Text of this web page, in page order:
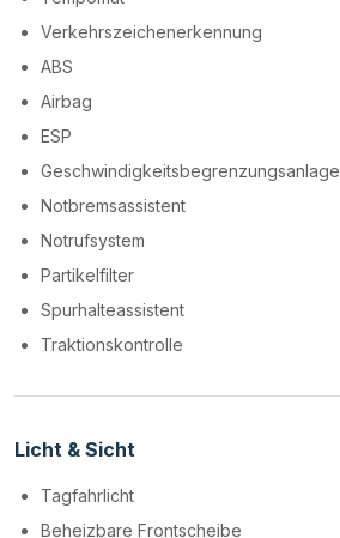
Verkehrszeichenerkennung
ABS
Airbag
ESP
Geschwindigkeitsbegrenzungsanlage
Notbremsassistent
Notrufsystem
Partikelfilter
Spurhalteassistent
Traktionskontrolle
Licht & Sicht
Tagfahrlicht
Beheizbare Frontscheibe